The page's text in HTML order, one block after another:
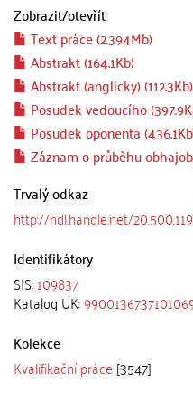
Zobrazit/otevřít
Text práce (2.394Mb)
Abstrakt (164.1Kb)
Abstrakt (anglicky) (112.3Kb)
Posudek vedoucího
Posudek oponenta
Záznam o průběhu
Trvalý odkaz
http://hdl.handle.net/
Identifikátory
SIS:109837
Katalog UK:
Kolekce
Kvalifikační práce [3547]